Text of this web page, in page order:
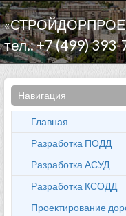
тел.: +7 (499)
Навигация
Главная
Разработка ПОДД
Разработка АСУД
Разработка КСОДД
Проектирование